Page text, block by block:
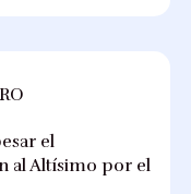
el
al Altísimo por el